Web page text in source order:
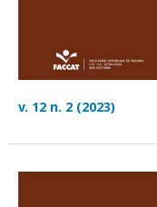
v. 12 n. 2 (2023)